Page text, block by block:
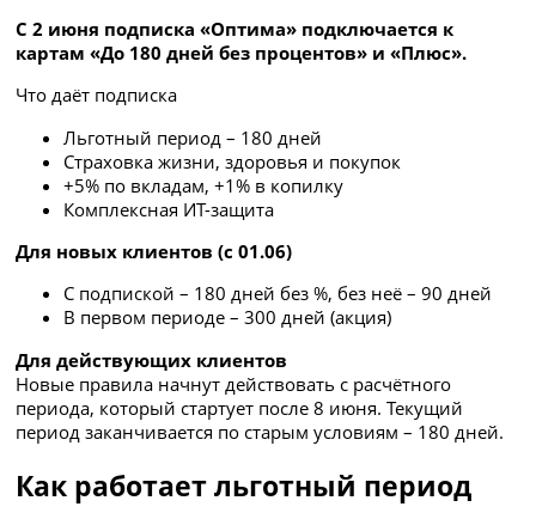
С 2 июня подписка «Оптима» подключается к
картам «До 180 дней без процентов» и «Плюс».
Что даёт подписка
Льготный период – 180 дней
Страховка жизни, здоровья и покупок
+5% по вкладам, +1% в копилку
Комплексная ИТ-защита
Для новых клиентов (с 01.06)
С подпиской – 180 дней без %, без неё – 90 дней
В первом периоде – 300 дней (акция)
Для действующих клиентов
Новые правила начнут действовать с расчётного
периода, который стартует после 8 июня. Текущий
период заканчивается по старым условиям – 180 дней.
Как работает льготный период